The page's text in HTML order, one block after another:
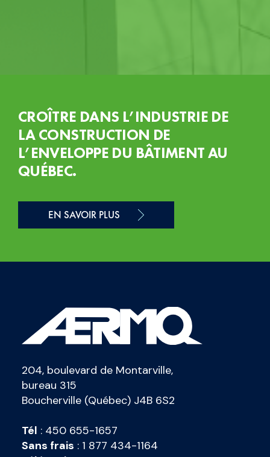
CROÎTRE DANS L’INDUSTRIE DE
LA CONSTRUCTION DE
L’ENVELOPPE DU BÂTIMENT AU
QUÉBEC.
EN SAVOIR PLUS
204, boulevard de Montarville,
bureau 315
Boucherville (Québec) J4B 6S2
Tél : 450 655-1657
Sans frais : 1 877 434-1164